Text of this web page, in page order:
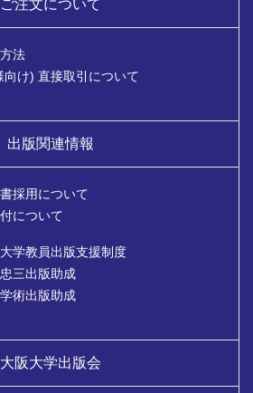
ご注文について
法
向け) 直接取引について
出版関連情報
採用について
について
学教員出版支援制度
三出版助成
術出版助成
大阪大学出版会